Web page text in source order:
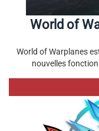
World of
World of Warplanes
nouvelles